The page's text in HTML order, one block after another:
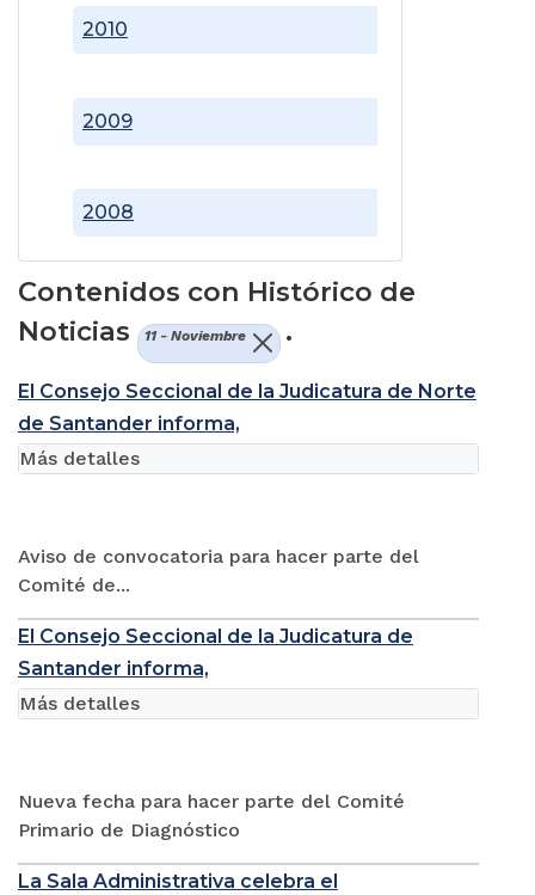
2008
2009
2010
Contenidos con Histórico de
Noticias
11 - Noviembre .
El Consejo Seccional de la Judicatura de Norte
de Santander informa,
Aviso de convocatoria para hacer parte del
Comité de...
Más detalles
El Consejo Seccional de la Judicatura de
Santander informa,
Nueva fecha para hacer parte del Comité
Primario de Diagnóstico
Más detalles
La Sala Administrativa celebra el